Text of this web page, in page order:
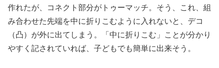
作れたが、コネクト部分がトゥーマッチ。そう、これ、組
み合わせた先端を中に折りこむように入れないと、デコ
（凸）が外に出てしまう。「中に折りこむ」ことが分かり
やすく記されていれば、子どもでも簡単に出来そう。